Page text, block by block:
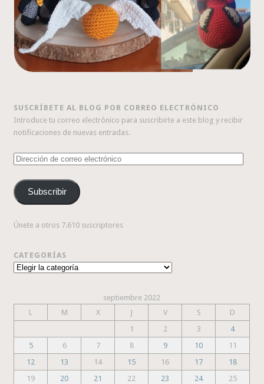
SUSCRÍBETE AL BLOG POR CORREO ELECTRÓNICO
Introduce tu correo electrónico para suscribirte a este blog y recibir
notificaciones de nuevas entradas.
Dirección
correo
electrónico
Subscribir
Únete a otros 7.610 suscriptores
CATEGORÍAS
Categorías
septiembre 2022
L
M X J V S
D
1
2 3
4
5
6 7 8 9 10
11
12
13 14 15 16 17
18
19
20 21 22 23 24
25